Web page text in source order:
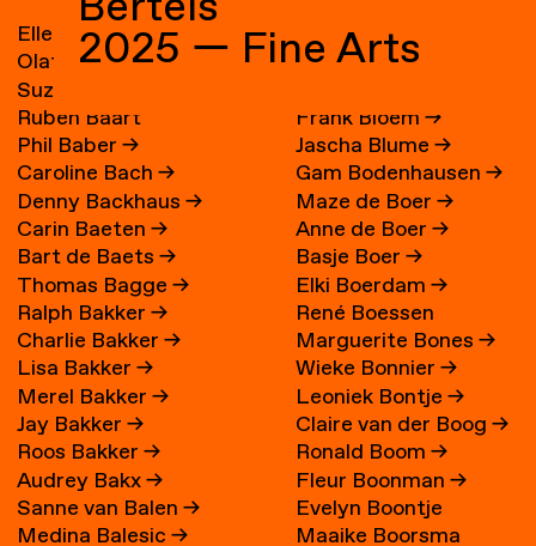
Elle van Baaren→
Olaf Baars→
Suzanne van Baarsen
Ruben Baart
Phil Baber→
Caroline Bach→
Denny Backhaus→
Carin Baeten→
Bart de Baets→
Thomas Bagge→
Ralph Bakker→
Charlie Bakker→
Lisa Bakker→
Merel Bakker→
Jay Bakker→
Roos Bakker→
Audrey Bakx→
Sanne van Balen→
Medina Balesic→
Sandra Blichert
Ossip Blits→
Frank Bloem→
Jascha Blume→
Gam Bodenhausen→
Maze de Boer→
Anne de Boer→
Basje Boer→
Elki Boerdam→
René Boessen
Marguerite Bones→
Wieke Bonnier→
Leoniek Bontje→
Claire van der Boog→
Ronald Boom→
Fleur Boonman→
Evelyn Boontje
Maaike Boorsma
2025 — Fine Arts